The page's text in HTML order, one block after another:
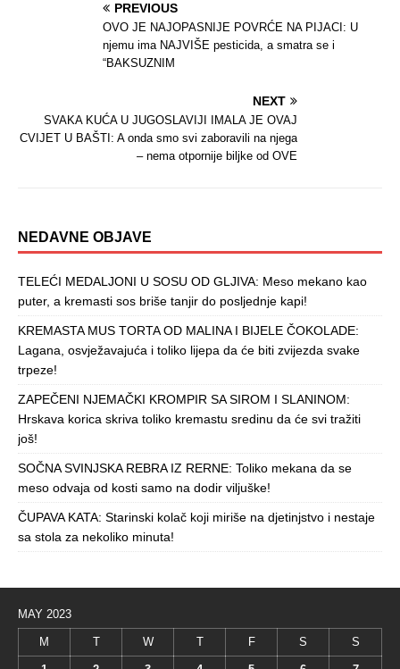
PREVIOUS
OVO JE NAJOPASNIJE POVRĆE NA PIJACI: U
njemu ima NAJVIŠE pesticida, a smatra se i
“BAKSUZNIM
NEXT
SVAKA KUĆA U JUGOSLAVIJI IMALA JE OVAJ
CVIJET U BAŠTI: A onda smo svi zaboravili na njega
– nema otpornije biljke od OVE
NEDAVNE OBJAVE
TELEĆI MEDALJONI U SOSU OD GLJIVA: Meso mekano kao
puter, a kremasti sos briše tanjir do posljednje kapi!
KREMASTA MUS TORTA OD MALINA I BIJELE ČOKOLADE:
Lagana, osvježavajuća i toliko lijepa da će biti zvijezda svake
trpeze!
ZAPEČENI NJEMAČKI KROMPIR SA SIROM I SLANINOM:
Hrskava korica skriva toliko kremastu sredinu da će svi tražiti
još!
SOČNA SVINJSKA REBRA IZ RERNE: Toliko mekana da se
meso odvaja od kosti samo na dodir viljuške!
ČUPAVA KATA: Starinski kolač koji miriše na djetinjstvo i nestaje
sa stola za nekoliko minuta!
MAY 2023
M T W T F S S